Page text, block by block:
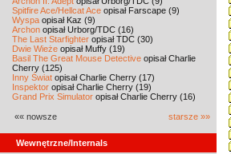
Spitfire Ace/Hellcat Ace opisał Farscape (9)
Wyspa opisał Kaz (9)
Archon opisał Urborg/TDC (16)
The Last Starfighter opisał TDC (30)
Dwie Wieże opisał Muffy (19)
Basil The Great Mouse Detective opisał Charlie
Cherry (125)
Inny Świat opisał Charlie Cherry (17)
Inspektor opisał Charlie Cherry (19)
Grand Prix Simulator opisał Charlie Cherry (16)
«« nowsze starsze »»
Wewnętrzne/Internals